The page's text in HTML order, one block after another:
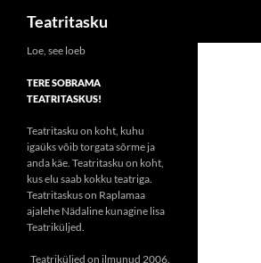
Liigu
juurde
Teatritasku
Loe, see loeb
TERE SOBRAMA
TEATRITASKUS!
Teatritasku on koht, kuhu
igaüks võib torgata sõrme ja
anda käe. Teatritasku on koht,
kus elu saab kokku teatriga.
Teatritaskus on Raplamaa
ajalehe Nädaline kunagine lisa
Teatriküljed.
Teatriküljed on ilmunud 2006.